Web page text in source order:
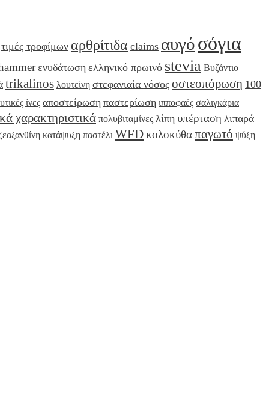
τιμές τροφίμων αρθρίτιδα claims αυγόσόγια
ενυδάτωση ελληνικό πρωινό stevia Βυζάντιο
trikalinos λουτείνη στεφανιαία νόσος οστεοπόρωση 100
ίνες αποστείρωση παστερίωση ιπποφαές σαλιγκάρια
χαρακτηριστικά πολυβιταμίνες λίπη υπέρταση λιπαρά
κατάψυξη παστέλι WFDκολοκύθαπαγωτό ψύξη